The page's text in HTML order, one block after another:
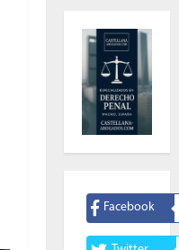
Facebook